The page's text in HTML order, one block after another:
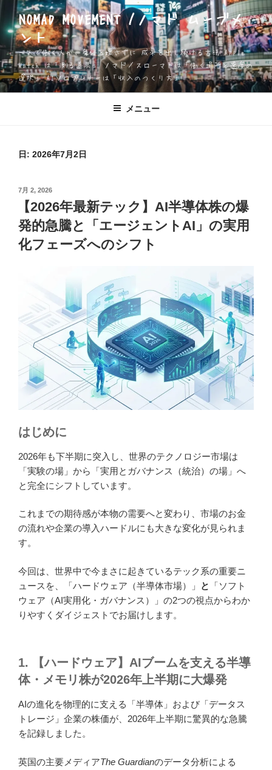
ン
テ
ン
ツ
へ
ス
NOMAD MOVEMENT /ノマド ムーブメ
ント
一人で働く人が、身体を壊さずに 成果を出し続ける方法 Apple
Watch は「測る道具」 ノマド／スローマドは「働く場所と速度の
選択」 AIソロプレナーは「収入のつくり方」
メニュー
日: 2026年7月2日
投
日:
7月 2, 2026
【2026年最新テック】AI半導体株の爆
発的急騰と「エージェントAI」の実用
化フェーズへのシフト
はじめに
2026年も下半期に突入し、世界のテクノロジー市場は
「実験の場」から「実用とガバナンス（統治）の場」へ
と完全にシフトしています。
これまでの期待感が本物の需要へと変わり、市場のお金
の流れや企業の導入ハードルにも大きな変化が見られま
す。
今回は、世界中で今まさに起きているテック系の重要ニ
ュースを、「ハードウェア（半導体市場）」
と
「ソフト
ウェア（AI実用化・ガバナンス）」の2つの視点からわか
りやすくダイジェストでお届けします。
1. 【ハードウェア】AIブームを支える半導
体・メモリ株が2026年上半期に大爆発
AIの進化を物理的に支える「半導体」および「データス
トレージ」企業の株価が、2026年上半期に驚異的な急騰
を記録しました。
英国の主要メディアThe Guardianのデータ分析による